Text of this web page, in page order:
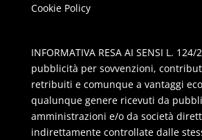
Cookie Policy
INFORMATIVA RESA AI SENSI L.
pubblicità per sovvenzioni,
retribuiti e comunque a vantaggi
qualunque genere ricevuti da
amministrazioni e/o da società
indirettamente controllate dalle